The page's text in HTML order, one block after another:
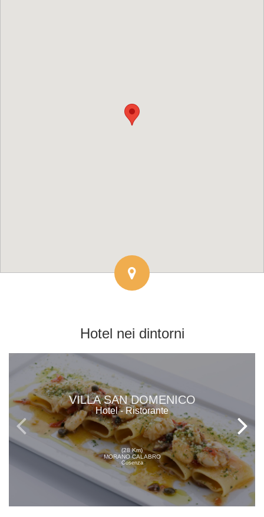
Hotel nei dintorni
VILLA SAN DOMENICO
Hotel - Ristorante
(28 Km)
MORANO CALABRO
Cosenza